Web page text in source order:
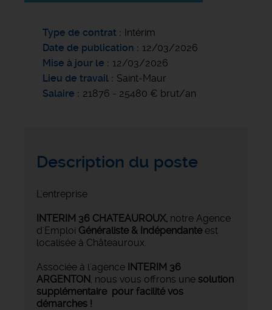
Type de contrat
Intérim
Date de publication
12/03/2026
Mise à jour le
12/03/2026
Lieu de travail
Saint-Maur
Salaire
21876 - 25480 € brut/an
Description du poste
L'entreprise
INTERIM 36 CHATEAUROUX, notre Agence
d'Emploi Généraliste & Indépendante est
localisée à Châteauroux.
Associée à l'agence INTERIM 36
ARGENTON, nous vous offrons une solution
supplémentaire pour facilité vos
démarches !